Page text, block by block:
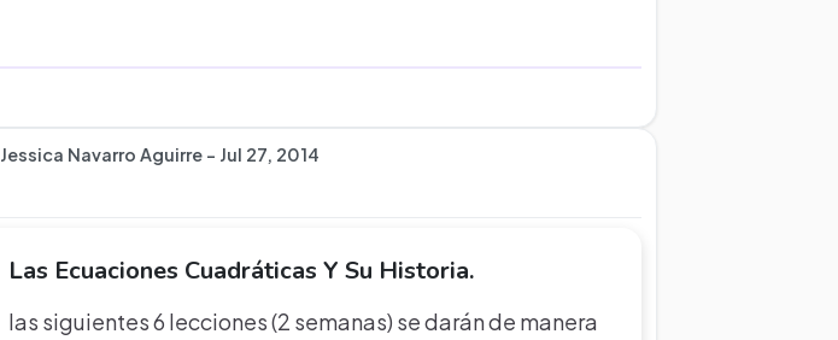
Jessica Navarro Aguirre - Jul 27, 2014
Las Ecuaciones Cuadráticas Y Su Historia.
las siguientes 6 lecciones (2 semanas) se darán de manera